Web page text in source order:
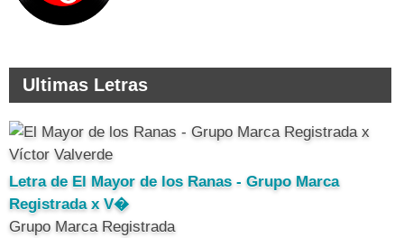
Ultimas Letras
Letra de El Mayor de los Ranas - Grupo Marca
Registrada x V�
Grupo Marca Registrada